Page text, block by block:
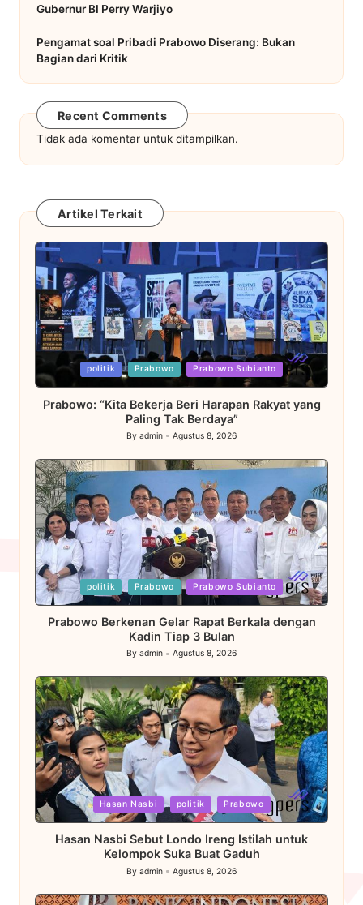
Gubernur BI Perry Warjiyo
Pengamat soal Pribadi Prabowo Diserang: Bukan
Bagian dari Kritik
Recent Comments
Tidak ada komentar untuk ditampilkan.
Artikel Terkait
Posted
in
politik Prabowo Prabowo Subianto
Prabowo: “Kita Bekerja Beri Harapan Rakyat yang
Paling Tak Berdaya”
Posted
By admin Agustus 8, 2026
Posted
in
politik Prabowo Prabowo Subianto
Prabowo Berkenan Gelar Rapat Berkala dengan
Kadin Tiap 3 Bulan
Posted
by
By admin Agustus 8, 2026
Posted
in
Hasan Nasbi politik Prabowo
Hasan Nasbi Sebut Londo Ireng Istilah untuk
Kelompok Suka Buat Gaduh
Posted
By admin Agustus 8, 2026